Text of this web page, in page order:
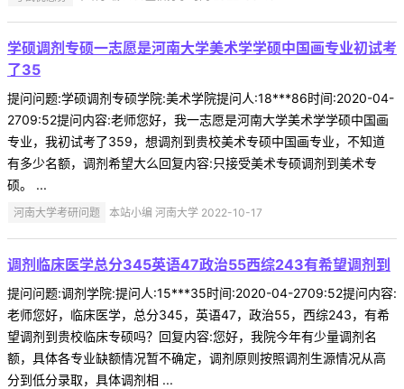
学硕调剂专硕一志愿是河南大学美术学学硕中国画专业初试考
了35
提问问题:学硕调剂专硕学院:美术学院提问人:18***86时间:2020-04-
2709:52提问内容:老师您好，我一志愿是河南大学美术学学硕中国画
专业，我初试考了359，想调剂到贵校美术专硕中国画专业，不知道
有多少名额，调剂希望大么回复内容:只接受美术专硕调剂到美术专
硕。 ...
河南大学考研问题 本站小编 河南大学 2022-10-17
调剂临床医学总分345英语47政治55西综243有希望调剂到
提问问题:调剂学院:提问人:15***35时间:2020-04-2709:52提问内容:
老师您好，临床医学，总分345，英语47，政治55，西综243，有希
望调剂到贵校临床专硕吗？回复内容:您好，我院今年有少量调剂名
额，具体各专业缺额情况暂不确定，调剂原则按照调剂生源情况从高
分到低分录取，具体调剂相 ...